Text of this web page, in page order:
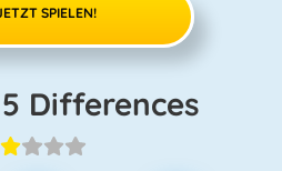
SPIELEN!
5 Differences